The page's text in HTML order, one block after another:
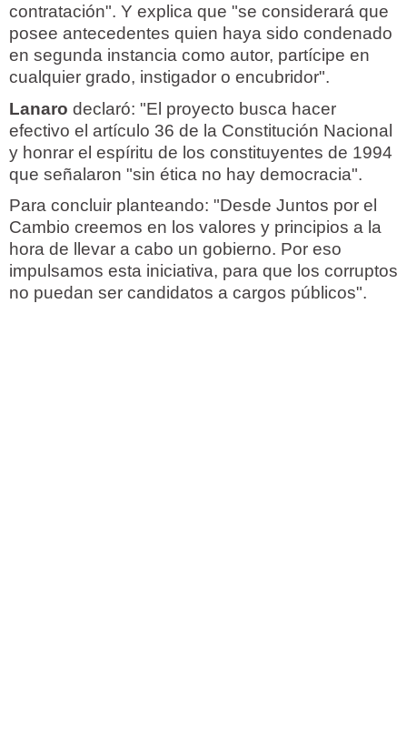
contratación". Y explica que "se considerará que
posee antecedentes quien haya sido condenado
en segunda instancia como autor, partícipe en
cualquier grado, instigador o encubridor".
Lanaro declaró: "El proyecto busca hacer
efectivo el artículo 36 de la Constitución Nacional
y honrar el espíritu de los constituyentes de 1994
que señalaron "sin ética no hay democracia".
Para concluir planteando: "Desde Juntos por el
Cambio creemos en los valores y principios a la
hora de llevar a cabo un gobierno. Por eso
impulsamos esta iniciativa, para que los corruptos
no puedan ser candidatos a cargos públicos".